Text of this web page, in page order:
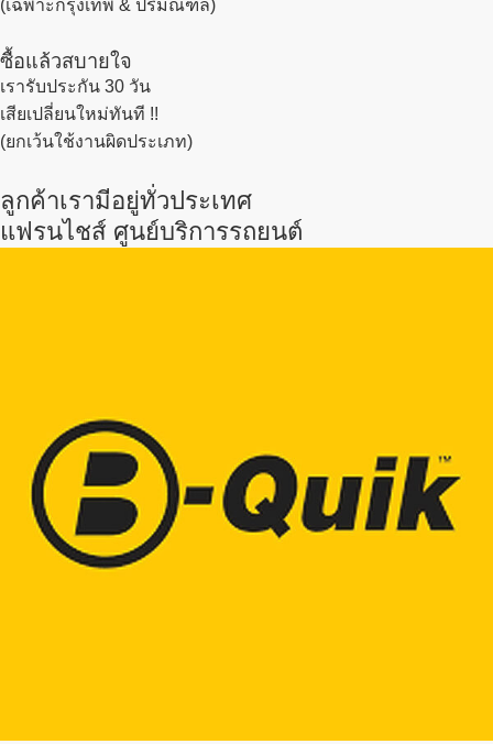
(เฉพาะกรุงเทพ & ปริมณฑล)
ซื้อแล้วสบายใจ
เรารับประกัน 30 วัน
เสียเปลี่ยนใหม่ทันที !!
(ยกเว้นใช้งานผิดประเภท)
ลูกค้าเรามีอยู่ทั่วประเทศ
แฟรนไชส์ ศูนย์บริการรถยนต์